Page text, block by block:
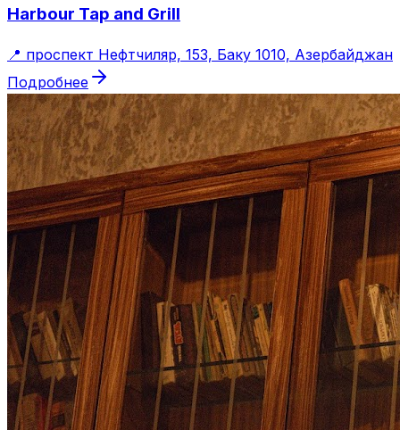
Harbour Tap and Grill
📍 проспект Нефтчиляр, 153, Баку 1010, Азербайджан
Подробнее